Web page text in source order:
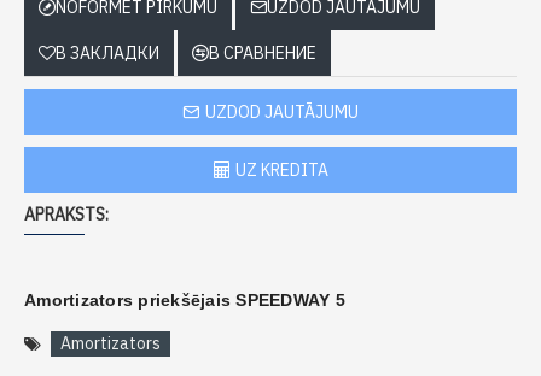
NOFORMĒT PIRKUMU UZDOD JAUTĀJUMU
В ЗАКЛАДКИ В СРАВНЕНИЕ
UZDOD JAUTĀJUMU
UZ KREDITA
APRAKSTS:
Amortizators priekšējais SPEEDWAY 5
Amortizators